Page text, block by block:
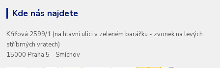
Kde nás najdete
Křížová 2599/1 (na hlavní ulici v zeleném baráčku - zvonek na levých
stříbrných vratech)
15000 Praha 5 - Smíchov